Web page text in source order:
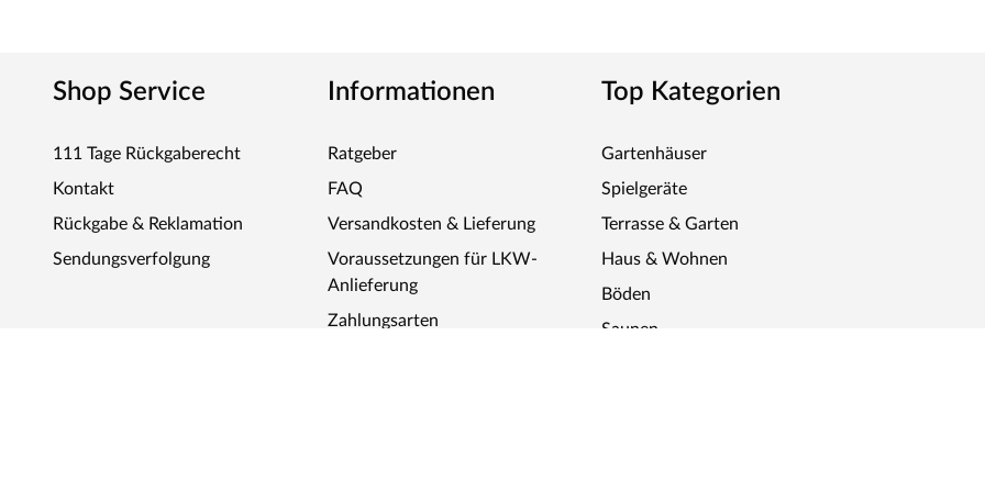
Shop Service
111 Tage Rückgaberecht
Kontakt
Rückgabe & Reklamation
Sendungsverfolgung
Informationen
Ratgeber
FAQ
Versandkosten & Lieferung
Voraussetzungen für LKW-
Anlieferung
Zahlungsarten
Top Kategorien
Gartenhäuser
Spielgeräte
Terrasse & Garten
Haus & Wohnen
Böden
Saunen